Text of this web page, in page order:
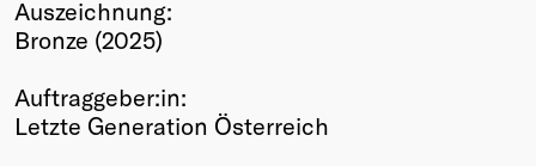
Winners
2026
Annual
Auszeichnung:
Bronze (2025)
Auftraggeber:in:
Letzte Generation Österreich